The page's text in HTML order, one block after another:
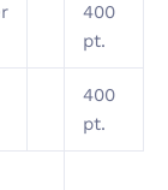
400
pt.
400
pt.